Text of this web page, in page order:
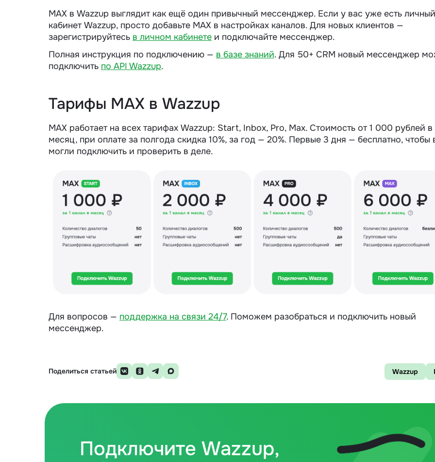
MAX в Wazzup выглядит как ещё один привычный мессенджер. Если у вас уже есть личный
кабинет Wazzup, просто добавьте MAX в настройках каналов. Для новых клиентов —
зарегистрируйтесь в личном кабинете и подключайте мессенджер.
Полная инструкция по подключению — в базе знаний. Для 50+ CRM новый мессенджер
подключить по API Wazzup.
Тарифы MAX в Wazzup
MAX работает на всех тарифах Wazzup: Start, Inbox, Pro, Max. Стоимость от 1 000 рублей в
месяц, при оплате за полгода скидка 10%, за год — 20%. Первые 3 дня — бесплатно, чтобы
могли подключить и проверить в деле.
Для вопросов — поддержка на связи 24/7. Поможем разобраться и подключить новый
мессенджер.
Поделиться статьей Wazzup
Подключите Wazzup,